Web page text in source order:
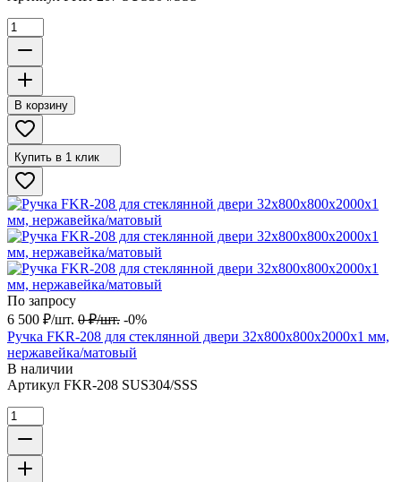
В корзину
Купить в 1 клик
По запросу
6 500 ₽/шт. 0 ₽/шт. -0%
Ручка FKR-208 для стеклянной двери 32x800х800х2000х1 мм,
нержавейка/матовый
В наличии
Артикул FKR-208 SUS304/SSS